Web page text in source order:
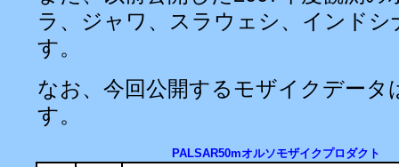
ラ、ジャワ、スラウェシ、インド
す。
なお、今回公開するモザイクデータ
す。
PALSAR50mオルソモザイクプロダクト